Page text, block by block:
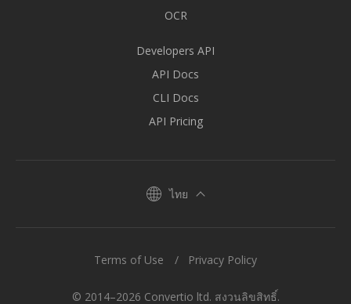
OCR
Developers API
API Docs
CLI Docs
API Pricing
ไทย
© 2014–2026 Convertio ltd. สงวนลิขสิทธิ์.
Terms of Use Privacy Policy